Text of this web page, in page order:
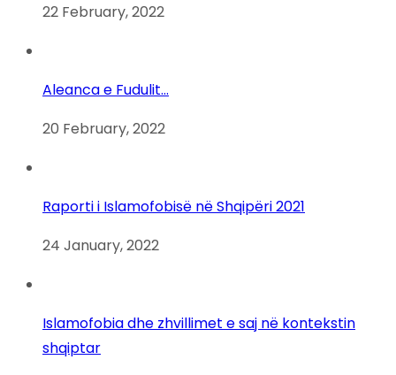
22 February, 2022
Aleanca e Fudulit…
20 February, 2022
Raporti i Islamofobisë në Shqipëri 2021
24 January, 2022
Islamofobia dhe zhvillimet e saj në kontekstin
shqiptar